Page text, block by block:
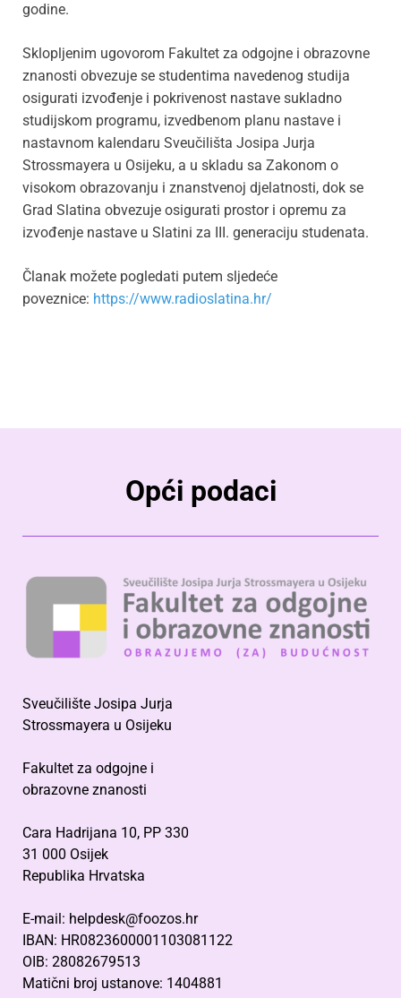
godine.
Sklopljenim ugovorom Fakultet za odgojne i obrazovne
znanosti obvezuje se studentima navedenog studija
osigurati izvođenje i pokrivenost nastave sukladno
studijskom programu, izvedbenom planu nastave i
nastavnom kalendaru Sveučilišta Josipa Jurja
Strossmayera u Osijeku, a u skladu sa Zakonom o
visokom obrazovanju i znanstvenoj djelatnosti, dok se
Grad Slatina obvezuje osigurati prostor i opremu za
izvođenje nastave u Slatini za III. generaciju studenata.
Članak možete pogledati putem sljedeće
poveznice: https://www.radioslatina.hr/
Opći podaci
Sveučilište Josipa Jurja
Strossmayera u Osijeku
Fakultet za odgojne i
obrazovne znanosti
Cara Hadrijana 10, PP 330
31 000 Osijek
Republika Hrvatska
E-mail: helpdesk@foozos.hr
IBAN: HR0823600001103081122
OIB: 28082679513
Matični broj ustanove: 1404881